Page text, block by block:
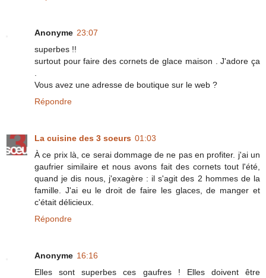
Anonyme 23:07
superbes !!
surtout pour faire des cornets de glace maison . J'adore ça
Vous avez une adresse de boutique sur le web ?
Répondre
La cuisine des 3 soeurs 01:03
À ce prix là, ce serai dommage de ne pas en profiter. j'ai un
gaufrier similaire et nous avons fait des cornets tout l'été,
quand je dis nous, j'exagère : il s'agit des 2 hommes de la
famille. J'ai eu le droit de faire les glaces, de manger et
c'était délicieux.
Répondre
Anonyme 16:16
Elles sont superbes ces gaufres ! Elles doivent être